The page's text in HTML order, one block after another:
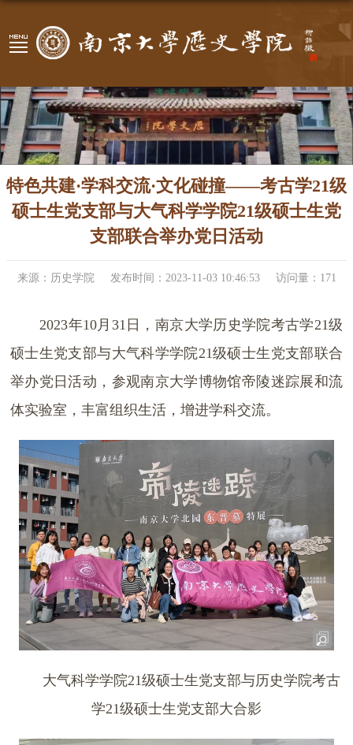
特色共建·学科交流·文化碰撞——考古学21级
硕士生党支部与大气科学学院21级硕士生党
支部联合举办党日活动
来源：历史学院 发布时间：2023-11-03 10:46:53 访问量： 171
2023年10月31日，南京大学历史学院考古学21级
硕士生党支部与大气科学学院21级硕士生党支部联合
举办党日活动，参观南京大学博物馆帝陵迷踪展和流
体实验室，丰富组织生活，增进学科交流。
大气科学学院21级硕士生党支部与历史学院考古
学21级硕士生党支部大合影